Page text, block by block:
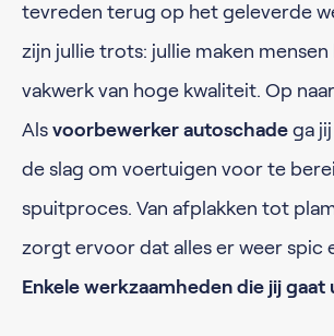
tevreden terug op het geleverde
zijn jullie trots: jullie maken
vakwerk van hoge kwaliteit. Op
Als voorbewerker autoschade ga
de slag om voertuigen voor te
spuitproces. Van afplakken tot
zorgt ervoor dat alles er weer spic
Enkele werkzaamheden die jij gaat